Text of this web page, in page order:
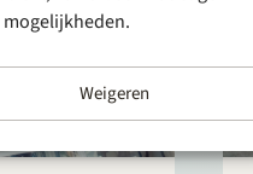
Weigeren